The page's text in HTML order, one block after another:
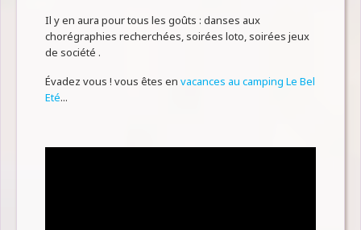
Il y en aura pour tous les goûts : danses aux
chorégraphies recherchées, soirées loto, soirées jeux
de société .
Évadez vous ! vous êtes envacances au camping Le Bel
Eté...